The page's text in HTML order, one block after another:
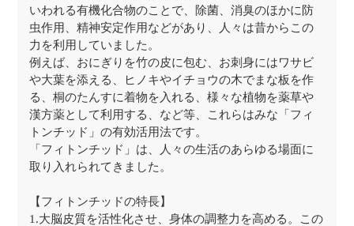
いわれる有機化合物のことで、除菌、消臭のほかに防
虫作用、精神安定作用などがあり、人々は昔からこの
力を利用していました。
例えば、おにぎりを竹の皮に包む、お刺身にはワサビ
や大葉を添える、ヒノキやイチョウの木でまな板を作
る、桐のたんすに着物を入れる、様々な植物を薬草や
漢方薬として利用する、など等、これらはみな「フィ
トンチッド」の有効活用法です。
「フィトンチッド」は、人々の生活のあらゆる場面に
取り入れられてきました。
【フィトンチッドの特長】
1.大脳皮質を活性化させ、身体の調整力を高める。この